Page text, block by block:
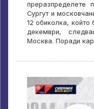
преразпределете
Сургут и
12 обиколка,
декември,
Москва. Поради